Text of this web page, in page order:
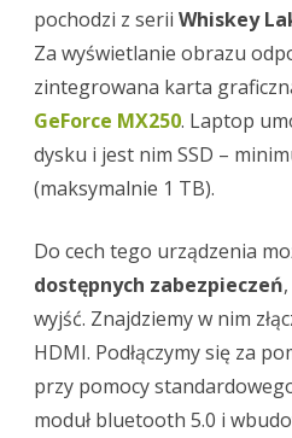
pochodzi z serii Whiskey
Za wyświetlanie obrazu
zintegrowana karta
GeForce MX250. Laptop
dysku i jest nim SSD –
(maksymalnie 1 TB).
Do cech tego urządzenia
dostępnych zabezpieczeń
wyjść. Znajdziemy w nim
HDMI. Podłączymy się za
przy pomocy
moduł bluetooth 5.0 i